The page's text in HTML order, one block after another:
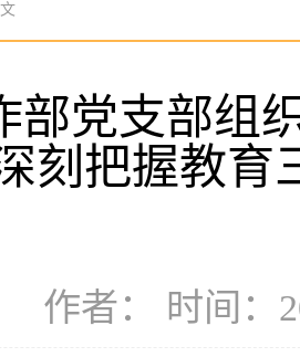
部党支部组
刻把握教育
作者： 时间：